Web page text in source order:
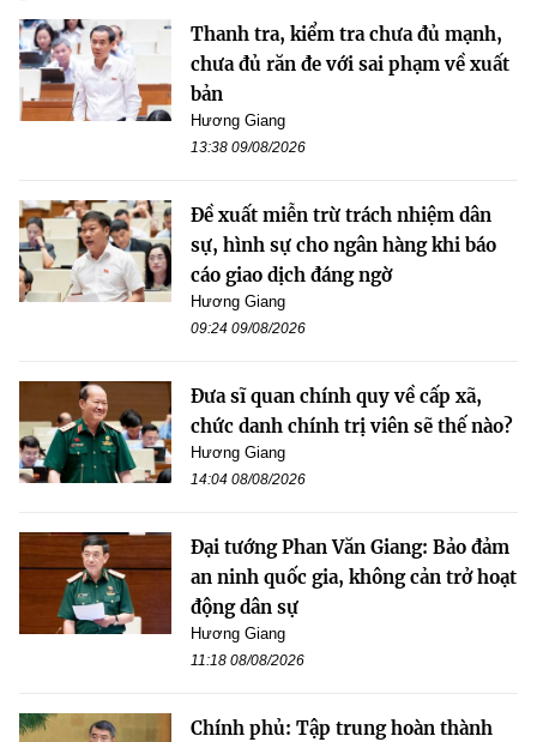
Thanh tra, kiểm tra chưa đủ mạnh,
chưa đủ răn đe với sai phạm về xuất
bản
Hương Giang
13:38 09/08/2026
Đề xuất miễn trừ trách nhiệm dân
sự, hình sự cho ngân hàng khi báo
cáo giao dịch đáng ngờ
Hương Giang
09:24 09/08/2026
Đưa sĩ quan chính quy về cấp xã,
chức danh chính trị viên sẽ thế nào?
Hương Giang
14:04 08/08/2026
Đại tướng Phan Văn Giang: Bảo đảm
an ninh quốc gia, không cản trở hoạt
động dân sự
Hương Giang
11:18 08/08/2026
Chính phủ: Tập trung hoàn thành